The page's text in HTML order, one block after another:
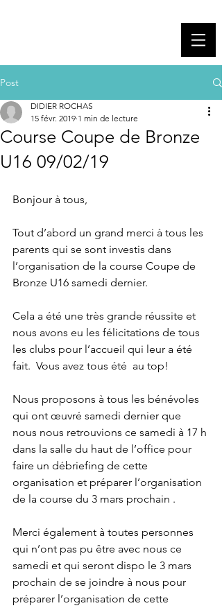
Post
Course Coupe de Bronze
U16 09/02/19
DIDIER ROCHAS
15 févr. 2019 1 min de lecture
Bonjour à tous,
Tout d’abord un grand merci à tous les
parents qui se sont investis dans
l’organisation de la course Coupe de
Bronze U16 samedi dernier.
Cela a été une très grande réussite et
nous avons eu les félicitations de tous
les clubs pour l’accueil qui leur a été
fait.  Vous avez tous été  au top!
Nous proposons à tous les bénévoles
qui ont œuvré samedi dernier que
nous nous retrouvions ce samedi à 17 h
dans la salle du haut de l’office pour
faire un débriefing de cette
organisation et préparer l’organisation
de la course du 3 mars prochain .
Merci également à toutes personnes
qui n’ont pas pu être avec nous ce
samedi et qui seront dispo le 3 mars
prochain de se joindre à nous pour
préparer l’organisation de cette